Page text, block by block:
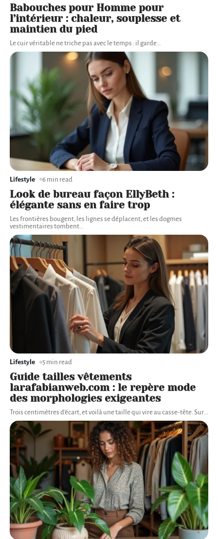
Babouches pour Homme pour
l’intérieur : chaleur, souplesse et
maintien du pied
Le cuir véritable ne triche pas avec le temps : il garde
Look de bureau façon EllyBeth :
élégante sans en faire trop
Les frontières bougent, les lignes se déplacent, et les dogmes
vestimentaires tombent
Lifestyle 6 min read
Guide tailles vêtements
larafabianweb.com : le repère mode
des morphologies exigeantes
Trois centimètres d'écart, et voilà une taille qui vire au casse-tête. Sur…
Lifestyle 5 min read